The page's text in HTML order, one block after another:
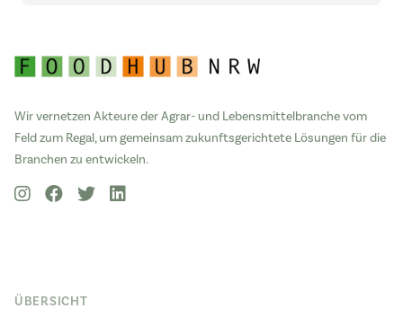
Wir vernetzen Akteure der Agrar- und Lebensmittelbranche vom
Feld zum Regal, um gemeinsam zukunftsgerichtete Lösungen für die
Branchen zu entwickeln.
ÜBERSICHT